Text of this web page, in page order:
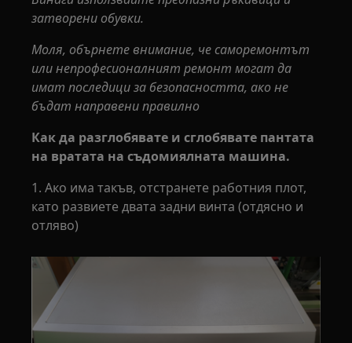
затворени обувки.
Моля, обърнете внимание, че саморемонтът
или непрофесионалният ремонт могат да
имат последици за безопасността, ако не
бъдат направени правилно
Как да разглобявате и сглобявате пантата
на вратата на съдомиялната машина.
1. Ако има такъв, отстранете работния плот,
като развиете двата задни винта (отдясно и
отляво)